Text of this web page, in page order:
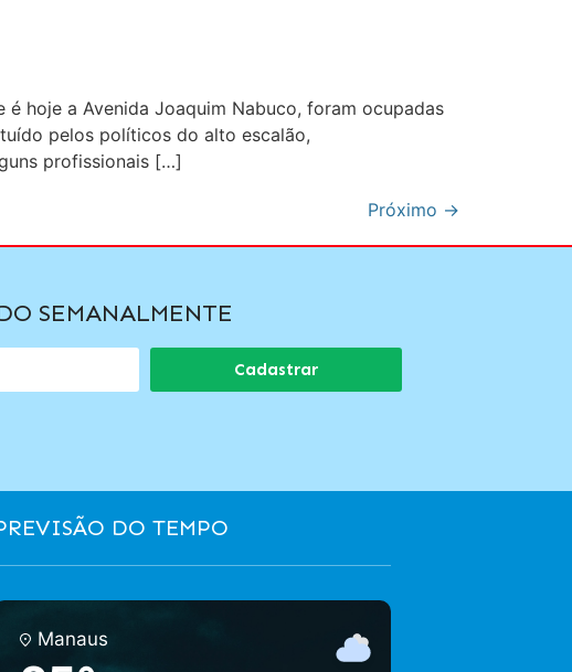
hoje a Avenida Joaquim Nabuco, foram ocupadas
pelos políticos do alto escalão,
profissionais […]
Próximo →
SEMANALMENTE
Cadastrar
DO TEMPO
Manaus